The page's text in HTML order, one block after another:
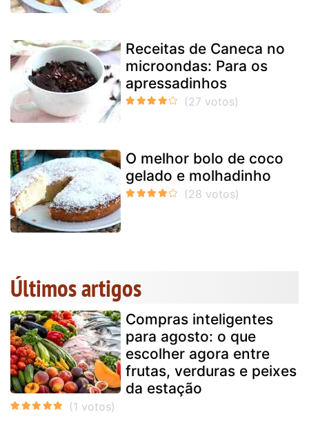
Receitas de Caneca no
microondas: Para os
apressadinhos
O melhor bolo de coco
gelado e molhadinho
Últimos artigos
Compras inteligentes
para agosto: o que
escolher agora entre
frutas, verduras e peixes
da estação